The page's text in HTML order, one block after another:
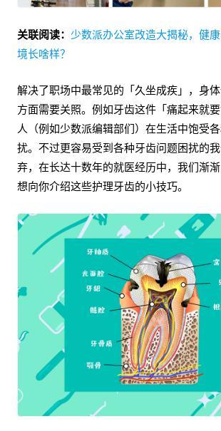
关联阅读： 少数派办公室改造大揭秘，健
境长啥样？
解决了职场中最常见的「久坐成疾」，身
方面需要关照。例如牙齿这件「痛起来就
人（例如少数派编辑部们）在生活中饱受
扰。不过更容易受到各种牙齿问题困扰的
弃，在长达十数年的就医经历中，我们渐渐
想向你介绍这些护理牙齿的小技巧。